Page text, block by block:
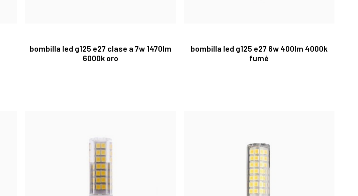
bombilla led g125 e27 clase a 7w 1470lm
6000k oro
bombilla led g125 e27 6w 400lm 4000k
fumé